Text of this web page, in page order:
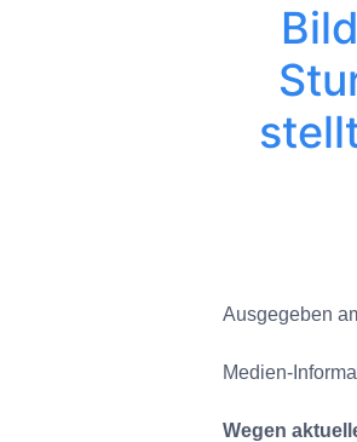
Ausgegeben
Medien-
Wegen